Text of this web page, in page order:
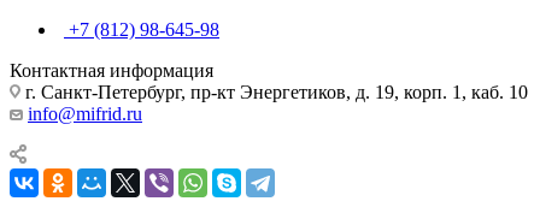
+7 (812) 98-645-98
Контактная информация
г. Санкт-Петербург, пр-кт Энергетиков, д. 19, корп. 1, каб. 10
info@mifrid.ru